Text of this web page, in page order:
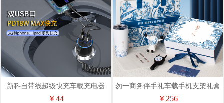
新科自带线超级快充车载充电器
A02S
￥44
勿一商务伴手礼车载手机支架礼盒
保险企业实用礼品充电线套装
￥256